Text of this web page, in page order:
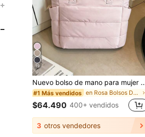
19
Nuevo bolso de mano para mujer de color rosa sólido, con interior espacioso con portavasos, cierre de cremallera de metal suave, asas
#1 Más vendidos en Rosa Bolsos De Mano Para Mujer
$64.490 400+ vendidos
3 otros vendedores